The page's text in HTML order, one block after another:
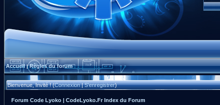
Accueil|Règles du forum
Bienvenue, Invité ! (Connexion|S'enregistrer)
Forum Code Lyoko | CodeLyoko.Fr Index du Forum